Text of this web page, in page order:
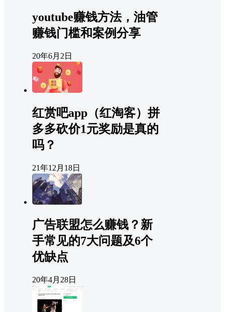
youtube赚钱方法，油管
赚钱门槛和案例分享
20年6月2日
红赏吧app（红淘客）拼
多多砍价1元奖励是真的
吗？
21年12月18日
广告联盟怎么赚钱？新
手常见的7大问题及6个
优缺点
20年4月28日